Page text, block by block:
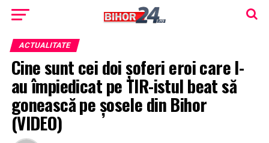
ACTUALITATE
Cine sunt cei doi șoferi eroi care l-
au împiedicat pe TIR-istul beat să
gonească pe șosele din Bihor
(VIDEO)